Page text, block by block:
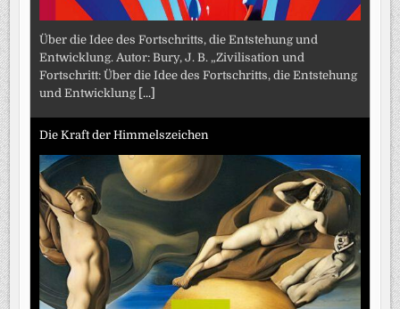
Über die Idee des Fortschritts, die Entstehung und
Entwicklung. Autor: Bury, J. B. „Zivilisation und
Fortschritt: Über die Idee des Fortschritts, die Entstehung
und Entwicklung [...]
Die Kraft der Himmelszeichen